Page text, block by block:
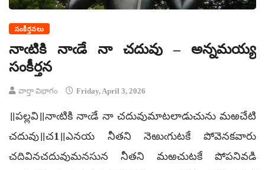
సంకీర్తనలు
నాఁటికి నాఁడే నా చదువు – అన్నమయ్య
సంకీర్తన
వార్తా విభాగం Friday, April 3, 2026
॥పల్లవి॥నాఁటికి నాఁడే నా చదువుమాటలాడుచును మఱచేటి
చదువు॥చ1॥ఎనయ నీతని నెఱుఁగుటకే పోవెనకవారు
చదివినచదువుమనసున నీతని మఱచుటకే పోపనివడి